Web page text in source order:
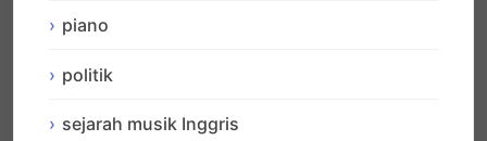
piano
politik
sejarah musik Inggris